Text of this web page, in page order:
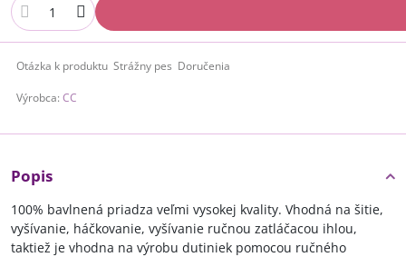
Otázka k produktu Strážny pes Doručenia
Výrobca: CC
Popis
100% bavlnená priadza veľmi vysokej kvality. Vhodná na šitie,
vyšívanie, háčkovanie, vyšívanie ručnou zatláčacou ihlou,
taktiež je vhodna na výrobu dutiniek pomocou ručného